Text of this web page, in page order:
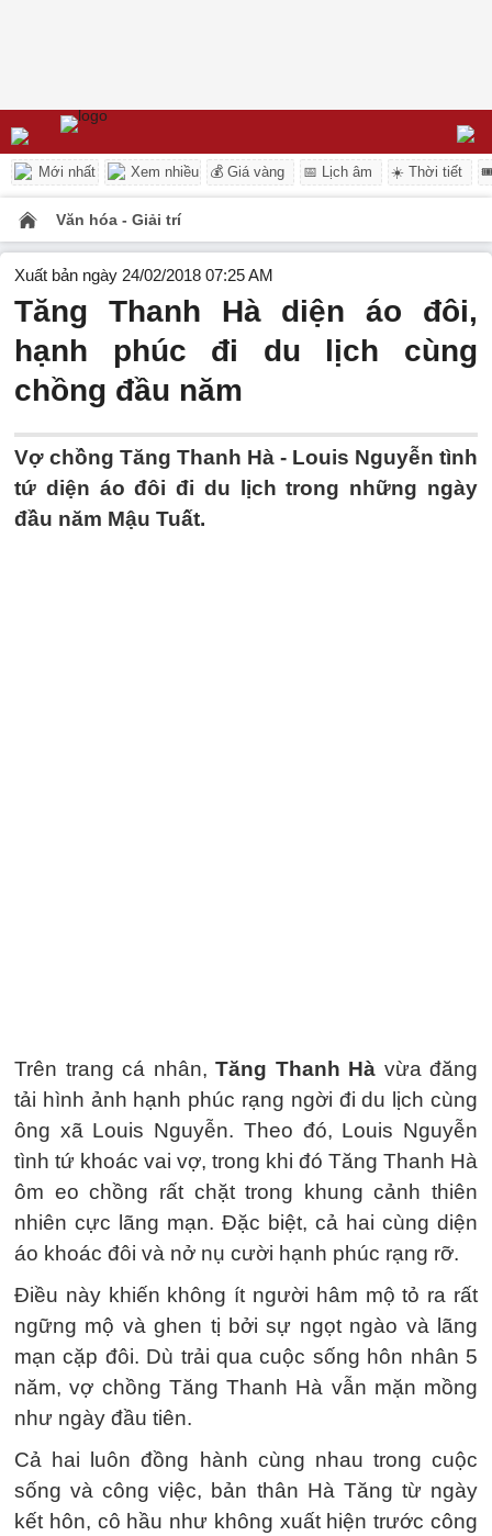
Mới nhất Xem nhiều 💰 Giá vàng 📅 Lịch âm ☀️ Thời tiết
Văn hóa - Giải trí
Xuất bản ngày 24/02/2018 07:25 AM
Tăng Thanh Hà diện áo đôi,
hạnh phúc đi du lịch cùng
chồng đầu năm
Vợ chồng Tăng Thanh Hà - Louis Nguyễn tình
tứ diện áo đôi đi du lịch trong những ngày
đầu năm Mậu Tuất.
Trên trang cá nhân, Tăng Thanh Hà vừa đăng
tải hình ảnh hạnh phúc rạng ngời đi du lịch cùng
ông xã Louis Nguyễn. Theo đó, Louis Nguyễn
tình tứ khoác vai vợ, trong khi đó Tăng Thanh Hà
ôm eo chồng rất chặt trong khung cảnh thiên
nhiên cực lãng mạn. Đặc biệt, cả hai cùng diện
áo khoác đôi và nở nụ cười hạnh phúc rạng rỡ.
Điều này khiến không ít người hâm mộ tỏ ra rất
ngững mộ và ghen tị bởi sự ngọt ngào và lãng
mạn cặp đôi. Dù trải qua cuộc sống hôn nhân 5
năm, vợ chồng Tăng Thanh Hà vẫn mặn mồng
như ngày đầu tiên.
Cả hai luôn đồng hành cùng nhau trong cuộc
sống và công việc, bản thân Hà Tăng từ ngày
kết hôn, cô hầu như không xuất hiện trước công